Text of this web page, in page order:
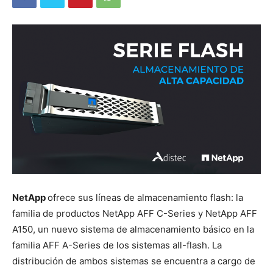
NetAppofrece sus líneas de almacenamiento flash: la
familia de productos NetApp AFF C-Series y NetApp AFF
A150, un nuevo sistema de almacenamiento básico en la
familia AFF A-Series de los sistemas all-flash. La
distribución de ambos sistemas se encuentra a cargo de